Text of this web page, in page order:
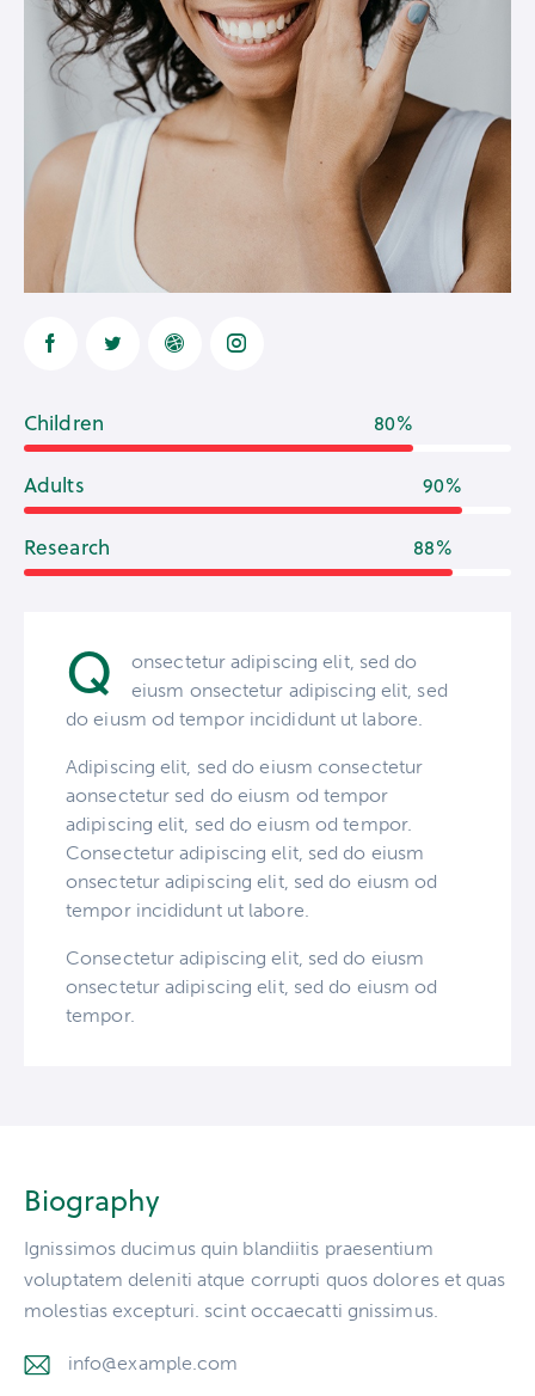
Children 80%
Adults 90%
Research 88%
Q
onsectetur adipiscing elit, sed do
eiusm onsectetur adipiscing elit, sed
do eiusm od tempor incididunt ut labore.
Adipiscing elit, sed do eiusm consectetur
aonsectetur sed do eiusm od tempor
adipiscing elit, sed do eiusm od tempor.
Consectetur adipiscing elit, sed do eiusm
onsectetur adipiscing elit, sed do eiusm od
tempor incididunt ut labore.
Consectetur adipiscing elit, sed do eiusm
onsectetur adipiscing elit, sed do eiusm od
tempor.
Biography
Ignissimos ducimus quin blandiitis praesentium
voluptatem deleniti atque corrupti quos dolores et quas
molestias excepturi. scint occaecatti gnissimus.
info@example.com